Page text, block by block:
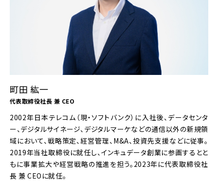
町田 紘一
代表取締役社長 兼 CEO
2002年日本テレコム（現・ソフトバンク）に入社後、データセンタ
ー、デジタルサイネージ、デジタルマーケなどの通信以外の新規領
域において、戦略策定、経営管理、M&A、投資先支援などに従事。
2019年当社取締役に就任し、インキュデータ創業に参画するとと
もに事業拡大や経営戦略の推進を担う。2023年に代表取締役社
長 兼 CEOに就任。